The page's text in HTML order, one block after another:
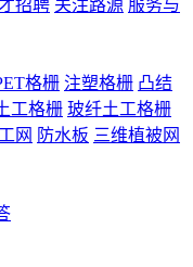
招聘 关注路源 服务与
格栅 注塑格栅 凸结
工格栅 玻纤土工格栅
网 防水板 三维植被网